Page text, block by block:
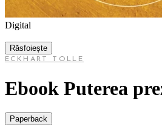
Digital
Răsfoiește
ECKHART TOLLE
Ebook Puterea
Paperback